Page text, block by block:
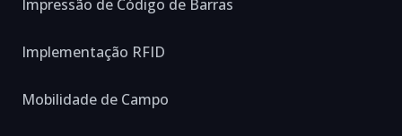
Impressão de Código de Barras
Implementação RFID
Mobilidade de Campo